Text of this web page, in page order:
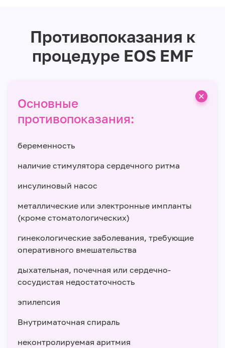
Противопоказания к
процедуре EOS EMF
Основные
противопоказания:
беременность
наличие стимулятора сердечного ритма
инсулиновый насос
металлические или электронные импланты
(кроме стоматологических)
гинекологические заболевания, требующие
оперативного вмешательства
дыхательная, почечная или сердечно-
сосудистая недостаточность
эпилепсия
Внутриматочная спираль
неконтролируемая аритмия